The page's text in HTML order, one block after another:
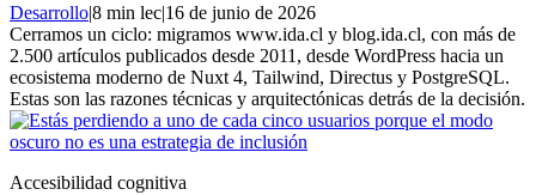
Desarrollo|8 min lec|16 de junio de 2026
Cerramos un ciclo: migramos www.ida.cl y blog.ida.cl, con más de
2.500 artículos publicados desde 2011, desde WordPress hacia un
ecosistema moderno de Nuxt 4, Tailwind, Directus y PostgreSQL.
Estas son las razones técnicas y arquitectónicas detrás de la decisión.
Accesibilidad cognitiva